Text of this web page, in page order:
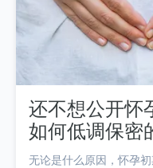
还不想公开怀
如何低调保密
无论是什么原因，怀孕